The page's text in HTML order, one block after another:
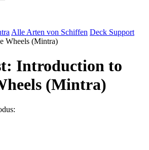
Alle Arten von Schiffen Deck Support
Wheels (Mintra)
Introduction to
(Mintra)